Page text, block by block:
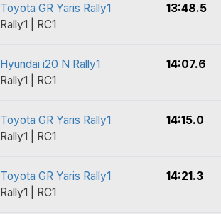
Toyota GR Yaris Rally1
Rally1 | RC1
13:48.5
Hyundai i20 N Rally1
Rally1 | RC1
14:07.6
Toyota GR Yaris Rally1
Rally1 | RC1
14:15.0
Toyota GR Yaris Rally1
Rally1 | RC1
14:21.3